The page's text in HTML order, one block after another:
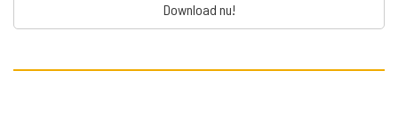
Download nu!